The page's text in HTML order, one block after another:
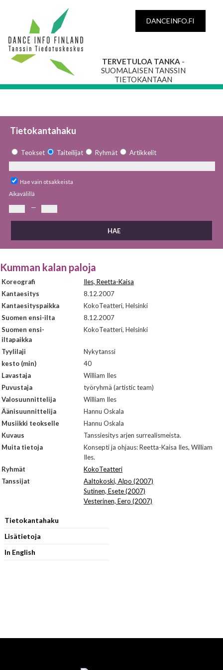
DANCEINFO.FI
TERVETULOA TANKA -
SUOMALAISEN TANSSIN
TIETOKANTAAN
Tietokantahaku
Teokset Taiteilijat Ryhmät Artikkelit
Hae vain otsakkeista
Aikavälillä
—
Kumman kalan paloja
Koreografi
Iles, Reetta-Kaisa
Kantaesitys
8.12.2007
Kantaesityspaikka
KokoTeatteri, Helsinki
Suomen ensi-ilta
8.12.2007
Suomen ensi-
iltapaikka
KokoTeatteri, Helsinki
Tyylilaji
Nykytanssi
kesto (min)
40
Lavastaja
William Iles
Puvustaja
työryhmä (artistic team)
Valosuunnittelija
William Iles
Äänisuunnittelija
Hannu Oskala
Musiikki teokselle
Hannu Oskala
Kuvaus
Tanssiesitys arjen surrealismeista.
Muita tietoja
Konsepti ja ohjaus: Reetta-Kaisa Iles, William
Iles.
Ryhmät
KokoTeatteri
Tanssijat
Aaltokoski, Alpo (2007)
Sutinen, Esete (2007)
Vesterinen, Eero (2007)
Tietokantahaku
Lisätietoja
In English